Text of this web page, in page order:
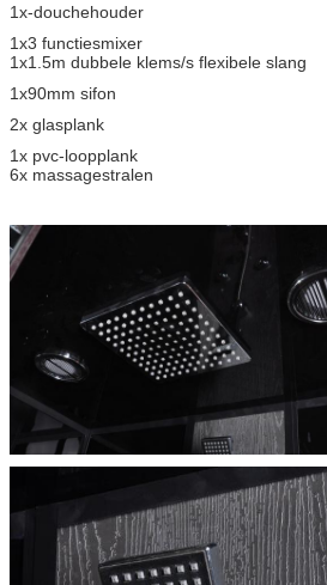
1x-douchehouder
1x3 functiesmixer
1x1.5m dubbele klems/s flexibele slang
1x90mm sifon
2x glasplank
1x pvc-loopplank
6x massagestralen